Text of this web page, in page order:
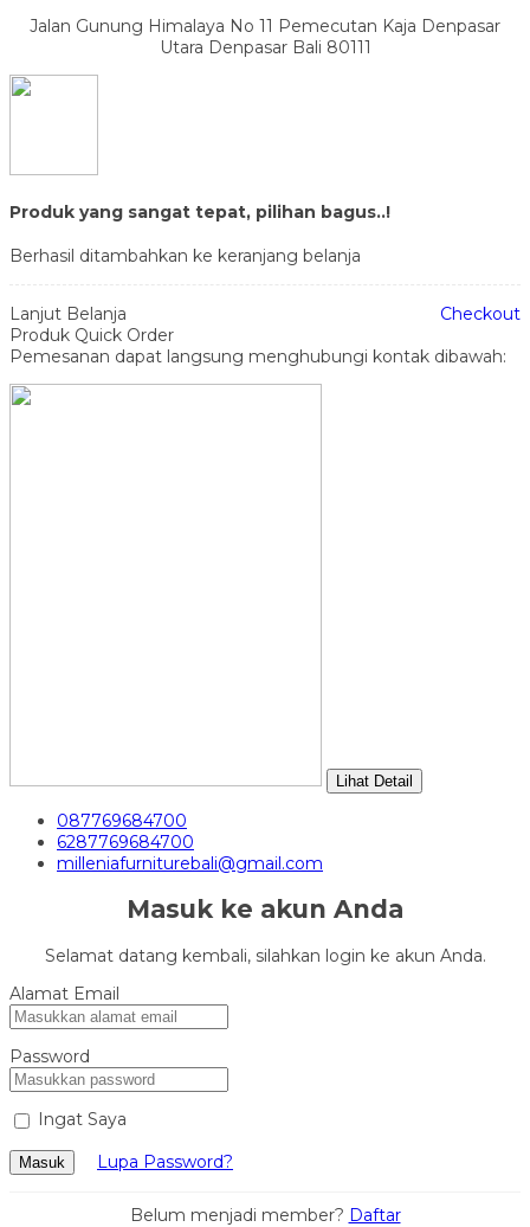
Jalan Gunung Himalaya No 11 Pemecutan Kaja Denpasar
Utara Denpasar Bali 80111
Produk yang sangat tepat, pilihan bagus..!
Berhasil ditambahkan ke keranjang belanja
Lanjut Belanja
Checkout
Produk Quick Order
Pemesanan dapat langsung menghubungi kontak dibawah:
Lihat Detail
087769684700
6287769684700
milleniafurniturebali@gmail.com
Masuk ke akun Anda
Selamat datang kembali, silahkan login ke akun Anda.
Alamat Email
Password
Ingat Saya
Masuk Lupa Password?
Belum menjadi member? Daftar